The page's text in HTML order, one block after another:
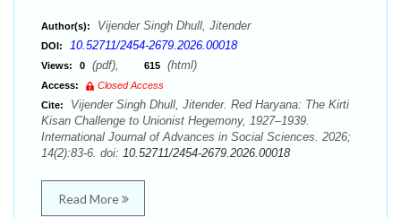
Author(s): Vijender Singh Dhull, Jitender
DOI: 10.52711/2454-2679.2026.00018
Views: 0 (pdf), 615 (html)
Access:
Closed Access
Cite:
Vijender Singh Dhull, Jitender. Red Haryana: The Kirti
Kisan Challenge to Unionist Hegemony, 1927–1939.
International Journal of Advances in Social Sciences. 2026;
14(2):83-6. doi: 10.52711/2454-2679.2026.00018
Read More